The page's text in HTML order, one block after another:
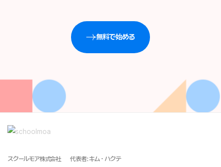
無料で始める
スクールモア株式会社 代表者:キム・ハクテ